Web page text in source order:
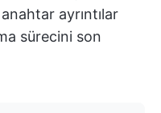
ayrıntılar
sürecini son